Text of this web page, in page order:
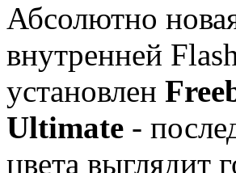
Абсолютно
внутренней
установлен
Ultimate -
цвета выглядит